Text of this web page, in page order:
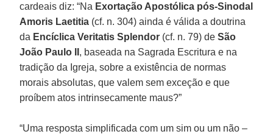
cardeais diz: “Na Exortação Apostólica pós-Sinodal
Amoris Laetitia (cf. n. 304) ainda é válida a doutrina
da Encíclica Veritatis Splendor (cf. n. 79) deSão
João Paulo II , baseada na Sagrada Escritura e na
tradição da Igreja, sobre a existência de normas
morais absolutas, que valem sem exceção e que
proíbem atos intrinsecamente maus?”
“Uma resposta simplificada com um sim ou um não –